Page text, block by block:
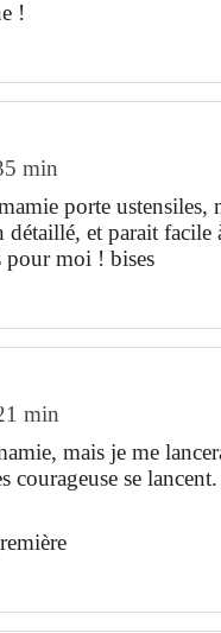
!
min
porte ustensiles,
détaillé, et parait facile
moi ! bises
min
mais je me
courageuse se lancent.